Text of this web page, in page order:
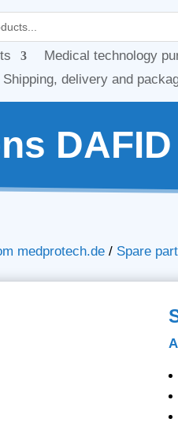
Medical technology
Shipping, delivery and
medprotech.de / Spare